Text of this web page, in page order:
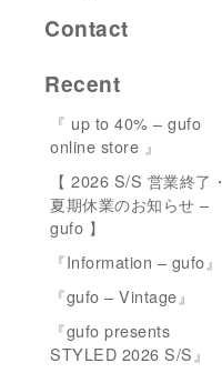
Contact
Recent
『 up to 40% – gufo
online store 』
【 2026 S/S 営業終了・
夏期休業のお知らせ –
gufo 】
『Information – gufo』
『gufo – Vintage』
『gufo presents
STYLED 2026 S/S』